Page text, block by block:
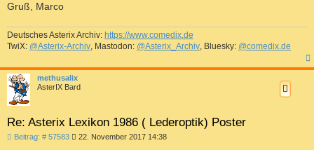
Gruß, Marco
Deutsches Asterix Archiv: https://www.comedix.de
TwiX: @Asterix-Archiv , Mastodon: @Asterix_Archiv , Bluesky: @comedix.de
a
methusalix
AsterIX Bard
Re: Asterix Lexikon 1986 ( Lederoptik) Poster
Beitrag: # 57583B 22. November 2017 14:38